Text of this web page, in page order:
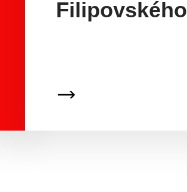
Filipovského